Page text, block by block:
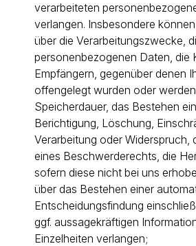
verarbeiteten
verlangen. Insbesondere
über die Verarbeitungszwecke,
personenbezogenen Daten, die
Empfängern, gegenüber denen
offengelegt wurden oder
Speicherdauer, das Bestehen
Berichtigung, Löschung,
Verarbeitung oder Widerspruch,
eines Beschwerderechts, die
sofern diese nicht bei uns
über das Bestehen einer
Entscheidungsfindung
ggf. aussagekräftigen
Einzelheiten verlangen;